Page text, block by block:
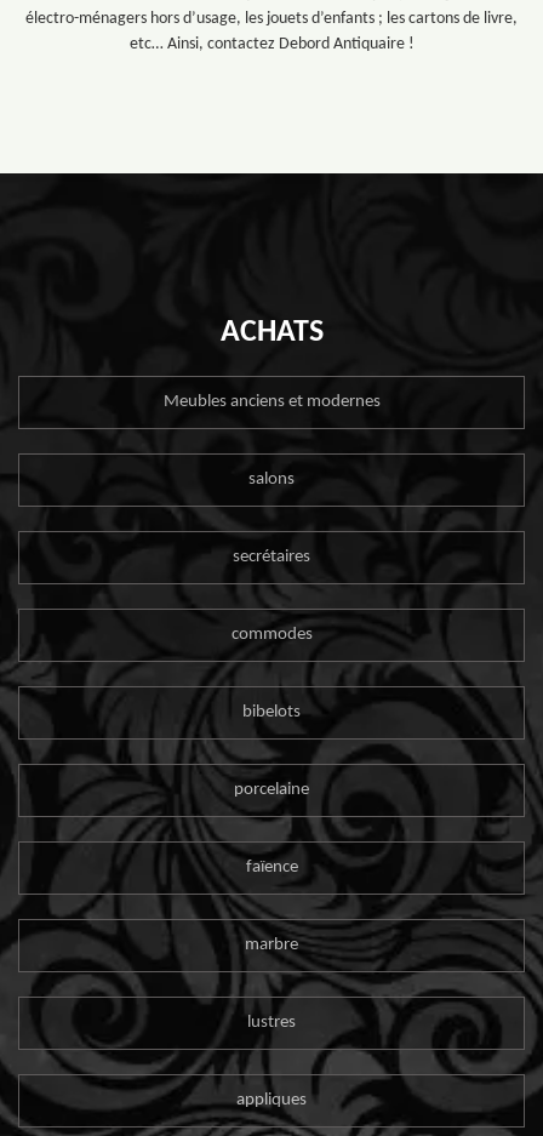
électro-ménagers hors d’usage, les jouets d’enfants ; les cartons de livre,
etc… Ainsi, contactez Debord Antiquaire !
ACHATS
Meubles anciens et modernes
salons
secrétaires
commodes
bibelots
porcelaine
faïence
marbre
lustres
appliques